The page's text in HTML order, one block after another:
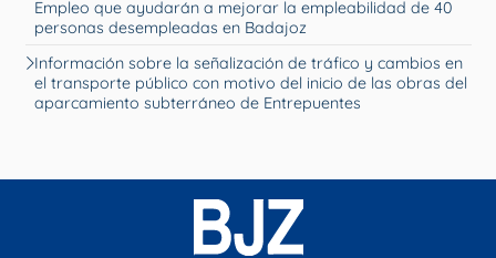
Empleo que ayudarán a mejorar la empleabilidad de 40
personas desempleadas en Badajoz
Información sobre la señalización de tráfico y cambios en
el transporte público con motivo del inicio de las obras del
aparcamiento subterráneo de Entrepuentes